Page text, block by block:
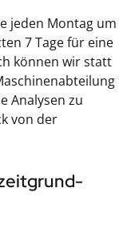
jeden Montag um
7 Tage für eine
können wir statt
Analysen zu
von der